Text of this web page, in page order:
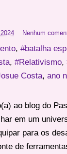
Nenhum
,#batalha
,#Relativismo,
Costa,ano
ao blog do
em um
para os
de